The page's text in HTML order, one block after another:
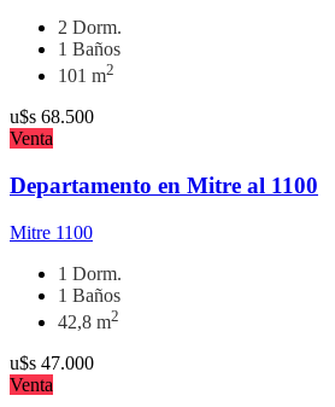
2 Dorm.
1 Baños
101 m2
u$s 68.500
Venta
Departamento en Mitre al 1100
Mitre 1100
1 Dorm.
1 Baños
42,8 m2
u$s 47.000
Venta